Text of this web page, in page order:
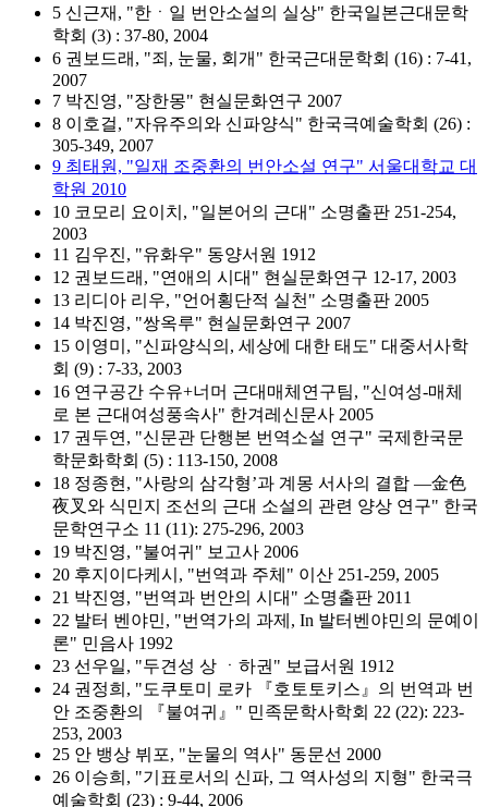
5 신근재, "한ㆍ일 번안소설의 실상" 한국일본근대문학
학회 (3) : 37-80, 2004
6 권보드래, "죄, 눈물, 회개" 한국근대문학회 (16) : 7-41,
2007
7 박진영, "장한몽" 현실문화연구 2007
8 이호걸, "자유주의와 신파양식" 한국극예술학회 (26) :
305-349, 2007
9 최태원, "일재 조중환의 번안소설 연구" 서울대학교 대
학원 2010
10 코모리 요이치, "일본어의 근대" 소명출판 251-254,
2003
11 김우진, "유화우" 동양서원 1912
12 권보드래, "연애의 시대" 현실문화연구 12-17, 2003
13 리디아 리우, "언어횡단적 실천" 소명출판 2005
14 박진영, "쌍옥루" 현실문화연구 2007
15 이영미, "신파양식의, 세상에 대한 태도" 대중서사학
회 (9) : 7-33, 2003
16 연구공간 수유+너머 근대매체연구팀, "신여성-매체
로 본 근대여성풍속사" 한겨레신문사 2005
17 권두연, "신문관 단행본 번역소설 연구" 국제한국문
학문화학회 (5) : 113-150, 2008
18 정종현, "사랑의 삼각형’과 계몽 서사의 결합 ―金色
夜叉와 식민지 조선의 근대 소설의 관련 양상 연구" 한국
문학연구소 11 (11): 275-296, 2003
19 박진영, "불여귀" 보고사 2006
20 후지이다케시, "번역과 주체" 이산 251-259, 2005
21 박진영, "번역과 번안의 시대" 소명출판 2011
22 발터 벤야민, "번역가의 과제, In 발터벤야민의 문예이
론" 민음사 1992
23 선우일, "두견성 상 ㆍ하권" 보급서원 1912
24 권정희, "도쿠토미 로카 『호토토키스』의 번역과 번
안 조중환의 『불여귀』" 민족문학사학회 22 (22): 223-
253, 2003
25 안 뱅상 뷔포, "눈물의 역사" 동문선 2000
26 이승희, "기표로서의 신파, 그 역사성의 지형" 한국극
예술학회 (23) : 9-44, 2006